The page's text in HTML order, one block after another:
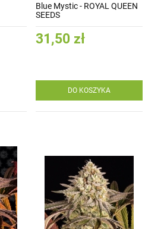
Blue Mystic - ROYAL QUEEN
SEEDS
31,50 zł
DO KOSZYKA